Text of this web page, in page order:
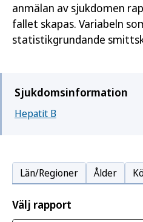
anmälan av sjukdomen
fallet skapas. Variabeln
statistikgrundande
Sjukdomsinformation
Hepatit B
Län/Regioner Ålder
Välj rapport